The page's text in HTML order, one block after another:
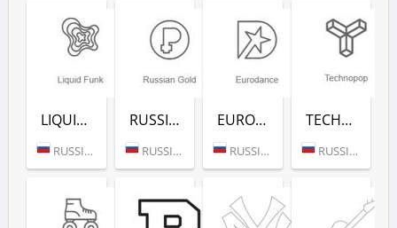
LIQUID FUNK (РАДИО РЕКОРД)
RUSSIA (MOSCOW)
RUSSIAN GOLD (РАДИО РЕКОРД)
RUSSIA (MOSCOW)
EURODANCE (РАДИО РЕКОРД)
RUSSIA (MOSCOW)
TECHNOPOP (РАДИО РЕКОРД)
RUSSIA (MOSCOW)